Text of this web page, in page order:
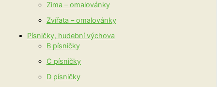
Zima – omalovánky
Zvířata – omalovánky
Písničky, hudební výchova
B písničky
C písničky
D písničky